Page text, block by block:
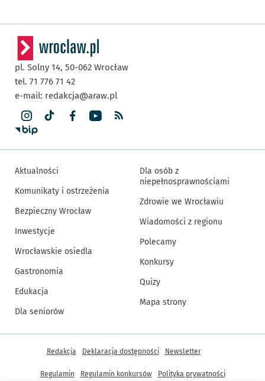
pl. Solny 14, 50-062 Wrocław
tel. 71 776 71 42
e-mail: redakcja@araw.pl
Aktualności
Komunikaty i ostrzeżenia
Bezpieczny Wrocław
Inwestycje
Wrocławskie osiedla
Gastronomia
Edukacja
Dla seniorów
Dla osób z
niepełnosprawnościami
Zdrowie we Wrocławiu
Wiadomości z regionu
Polecamy
Konkursy
Quizy
Mapa strony
Inne informacje
Redakcja Deklaracja dostępności Newsletter
Regulamin Regulamin konkursów Polityka prywatności